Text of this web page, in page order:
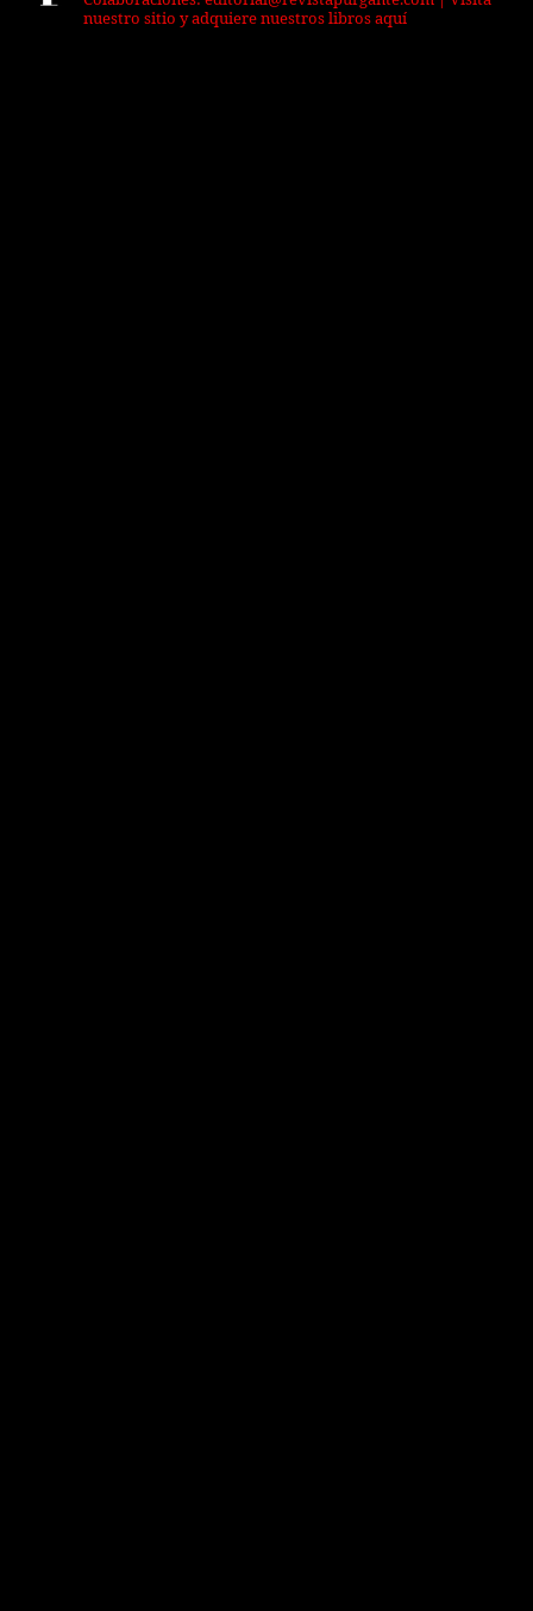
nuestro sitio y adquiere nuestros libros aquí